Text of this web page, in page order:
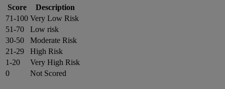
Score
Description
71-100 Very Low Risk
51-70
Low risk
30-50
Moderate Risk
21-29
High Risk
1-20
Very High Risk
0
Not Scored